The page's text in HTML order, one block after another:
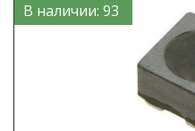
В наличии: 93